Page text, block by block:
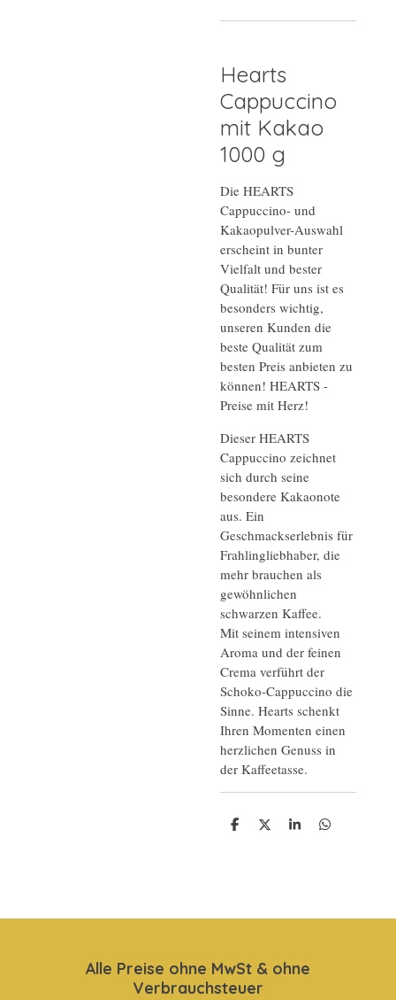
Hearts
Cappuccino
mit Kakao
1000 g
Die HEARTS
Cappuccino- und
Kakaopulver-Auswahl
erscheint in bunter
Vielfalt und bester
Qualität! Für uns ist es
besonders wichtig,
unseren Kunden die
beste Qualität zum
besten Preis anbieten zu
können! HEARTS -
Preise mit Herz!
Dieser HEARTS
Cappuccino zeichnet
sich durch seine
besondere Kakaonote
aus. Ein
Geschmackserlebnis für
Frahlingliebhaber, die
mehr brauchen als
gewöhnlichen
schwarzen Kaffee.
Mit seinem intensiven
Aroma und der feinen
Crema verführt der
Schoko-Cappuccino die
Sinne. Hearts schenkt
Ihren Momenten einen
herzlichen Genuss in
der Kaffeetasse.
T
T
T
T
Alle Preise ohne MwSt & ohne
Verbrauchsteuer